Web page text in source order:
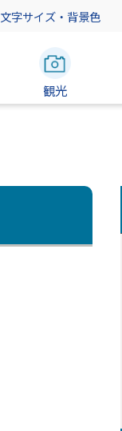
文字サイズ・背景色
観光